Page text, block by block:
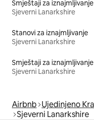
Sjeverni Lanarkshire
Stanovi za iznajmljivanje
Sjeverni Lanarkshire
Sjeverni Lanarkshire
Airbnb Ujedinjeno
Sjeverni Lanarkshire